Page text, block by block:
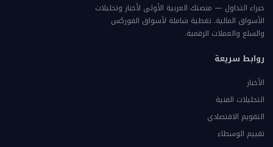
خبراء التداول — منصتك العربية الأولى لأخبار وتحليلات
الأسواق المالية. تغطية شاملة لأسواق الفوركس
والسلع والعملات الرقمية.
روابط سريعة
الأخبار
التحليلات الفنية
التقويم الاقتصادي
تقييم الوسطاء